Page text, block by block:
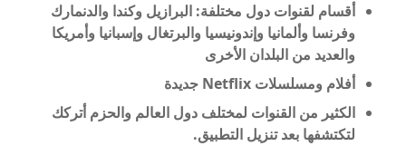
أقسام لقنوات دول مختلفة: البرازيل وكندا والدنمارك
وفرنسا وألمانيا وإندونيسيا والبرتغال وإسبانيا وأمريكا
والعديد من البلدان الأخرى
أفلام ومسلسلات Netflix جديدة
الكثير من القنوات لمختلف دول العالم والحزم أتركك
لتكتشفها بعد تنزيل التطبيق.